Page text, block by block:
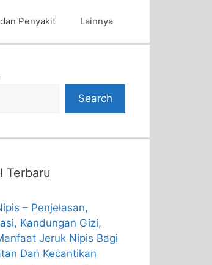
Penyakit Lainnya
Search
Terbaru
– Penjelasan,
Kandungan Gizi,
Jeruk Nipis Bagi
Dan Kecantikan